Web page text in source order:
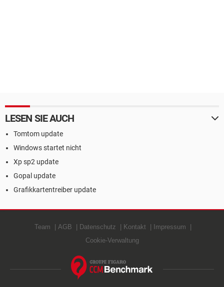
LESEN SIE AUCH
Tomtom update
Windows startet nicht
Xp sp2 update
Gopal update
Grafikkartentreiber update
Team AGB Datenschutz Kontakt
Impressum
Cookie-Verwaltung